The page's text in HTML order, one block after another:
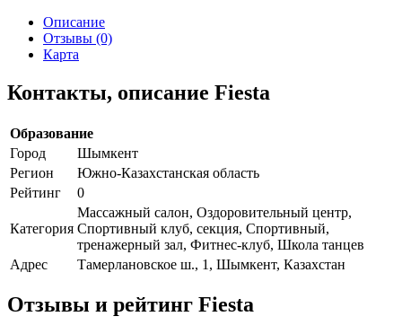
Описание
Отзывы (0)
Карта
Контакты, описание Fiesta
Образование
Город
Шымкент
Регион
Южно-Казахстанская область
Рейтинг
0
Категория
Массажный салон, Оздоровительный центр,
Спортивный клуб, секция, Спортивный,
тренажерный зал, Фитнес-клуб, Школа танцев
Адрес
Тамерлановское ш., 1, Шымкент, Казахстан
Отзывы и рейтинг Fiesta